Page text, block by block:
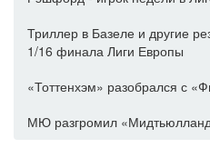
Триллер в Базеле и другие
1/16 финала Лиги Европы
«Тоттенхэм» разобрался с
МЮ разгромил